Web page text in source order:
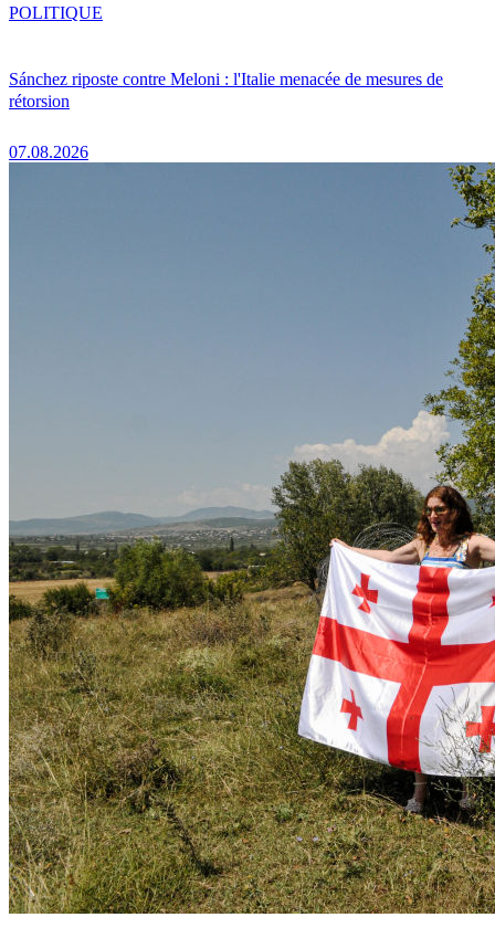
Sánchez riposte contre Meloni : l'Italie menacée de mesures de
rétorsion
07.08.2026
POLITIQUE